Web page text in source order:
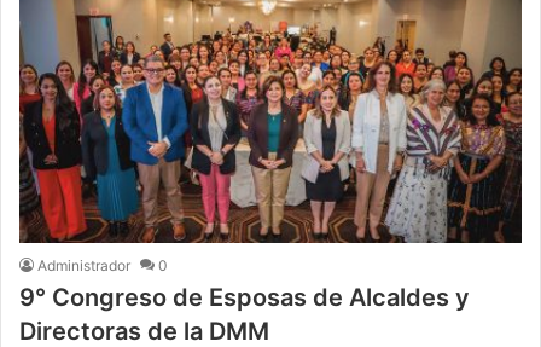
Administrador 0
9° Congreso de Esposas de Alcaldes y
Directoras de la DMM